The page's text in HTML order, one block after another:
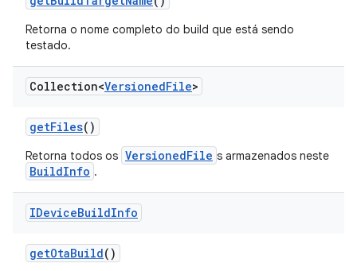
Retorna o nome completo do build que está sendo
testado.
Collection<VersionedFile>
getFiles()
Retorna todos os VersionedFile s armazenados neste
BuildInfo .
IDeviceBuildInfo
getOtaBuild()